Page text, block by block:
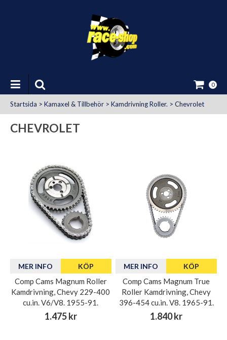
0
Startsida > Kamaxel & Tillbehör > Kamdrivning Roller. > Chevrolet
CHEVROLET
MER INFO KÖP
Comp Cams Magnum Roller
Kamdrivning, Chevy 229-400
cu.in. V6/V8. 1955-91.
1.475 kr
MER INFO KÖP
Comp Cams Magnum True
Roller Kamdrivning, Chevy
396-454 cu.in. V8. 1965-91.
1.840 kr